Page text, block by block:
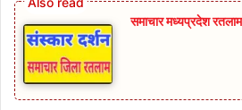
समाचार मध्यप्रदेश